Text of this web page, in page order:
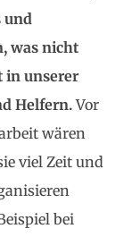
und
was nicht
in unserer
Helfern.Vor
wären
viel Zeit und
bei